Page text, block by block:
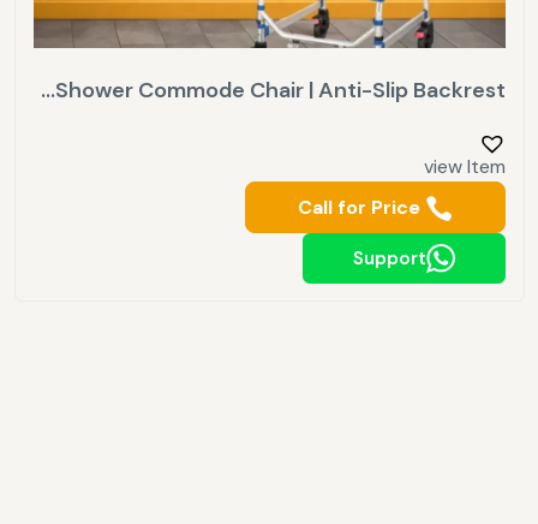
Shower Commode Chair | Anti-Slip Backrest...
view Item
Call for Price
Support